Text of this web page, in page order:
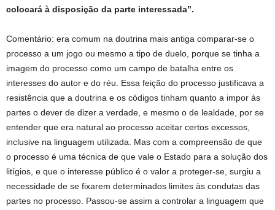
colocará à disposição da parte interessada”.
Comentário: era comum na doutrina mais antiga comparar-se o
processo a um jogo ou mesmo a tipo de duelo, porque se tinha a
imagem do processo como um campo de batalha entre os
interesses do autor e do réu. Essa feição do processo justificava a
resistência que a doutrina e os códigos tinham quanto a impor às
partes o dever de dizer a verdade, e mesmo o de lealdade, por se
entender que era natural ao processo aceitar certos excessos,
inclusive na linguagem utilizada. Mas com a compreensão de que
o processo é uma técnica de que vale o Estado para a solução dos
litígios, e que o interesse público é o valor a proteger-se, surgiu a
necessidade de se fixarem determinados limites às condutas das
partes no processo. Passou-se assim a controlar a linguagem que